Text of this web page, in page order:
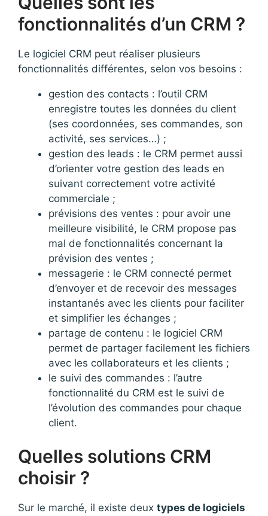
fonctionnalités d’un CRM ?
Le logiciel CRM peut réaliser plusieurs
fonctionnalités différentes, selon vos besoins :
gestion des contacts : l’outil CRM
enregistre toutes les données du client
(ses coordonnées, ses commandes, son
activité, ses services…) ;
gestion des leads : le CRM permet aussi
d’orienter votre gestion des leads en
suivant correctement votre activité
commerciale ;
prévisions des ventes : pour avoir une
meilleure visibilité, le CRM propose pas
mal de fonctionnalités concernant la
prévision des ventes ;
messagerie : le CRM connecté permet
d’envoyer et de recevoir des messages
instantanés avec les clients pour faciliter
et simplifier les échanges ;
partage de contenu : le logiciel CRM
permet de partager facilement les fichiers
avec les collaborateurs et les clients ;
le suivi des commandes : l’autre
fonctionnalité du CRM est le suivi de
l’évolution des commandes pour chaque
client.
Quelles solutions CRM
choisir ?
Sur le marché, il existe deux types de logiciels